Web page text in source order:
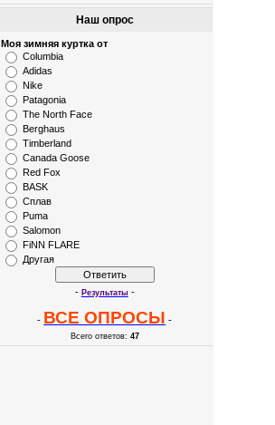
Наш опрос
Моя зимняя куртка от
Columbia
Adidas
Nike
Patagonia
The North Face
Berghaus
Timberland
Canada Goose
Red Fox
BASK
Сплав
Puma
Salomon
FiNN FLARE
Другая
- Результаты -
- ВСЕ ОПРОСЫ -
Всего ответов: 47